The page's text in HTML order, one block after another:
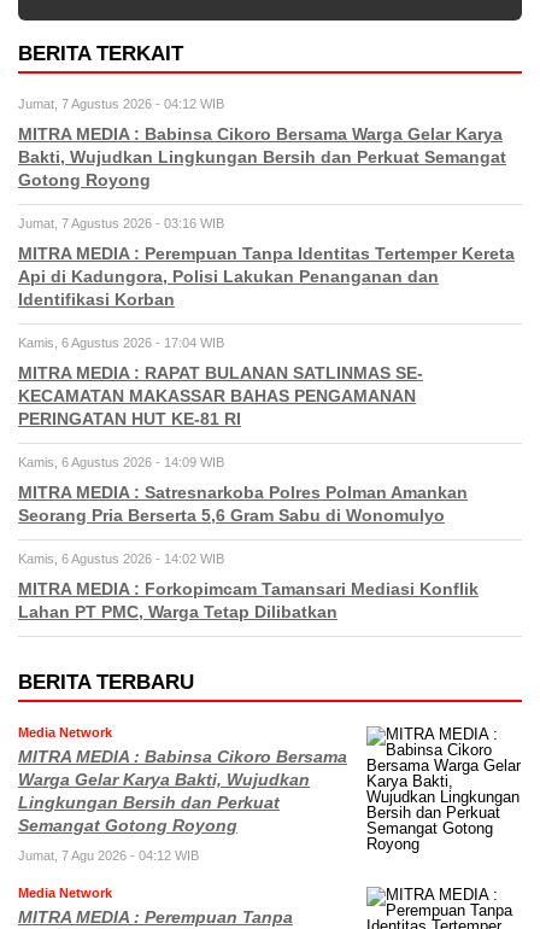
BERITA TERKAIT
Jumat, 7 Agustus 2026 - 04:12 WIB
MITRA MEDIA : Babinsa Cikoro Bersama Warga Gelar Karya
Bakti, Wujudkan Lingkungan Bersih dan Perkuat Semangat
Gotong Royong
Jumat, 7 Agustus 2026 - 03:16 WIB
MITRA MEDIA : Perempuan Tanpa Identitas Tertemper Kereta
Api di Kadungora, Polisi Lakukan Penanganan dan
Identifikasi Korban
Kamis, 6 Agustus 2026 - 17:04 WIB
MITRA MEDIA : RAPAT BULANAN SATLINMAS SE-
KECAMATAN MAKASSAR BAHAS PENGAMANAN
PERINGATAN HUT KE-81 RI
Kamis, 6 Agustus 2026 - 14:09 WIB
MITRA MEDIA : Satresnarkoba Polres Polman Amankan
Seorang Pria Berserta 5,6 Gram Sabu di Wonomulyo
Kamis, 6 Agustus 2026 - 14:02 WIB
MITRA MEDIA : Forkopimcam Tamansari Mediasi Konflik
Lahan PT PMC, Warga Tetap Dilibatkan
BERITA TERBARU
Media Network
MITRA MEDIA : Babinsa Cikoro Bersama
Warga Gelar Karya Bakti, Wujudkan
Lingkungan Bersih dan Perkuat
Semangat Gotong Royong
Jumat, 7 Agu 2026 - 04:12 WIB
Media Network
MITRA MEDIA : Perempuan Tanpa